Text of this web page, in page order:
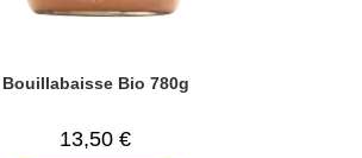
Bouillabaisse Bio 780g
13,50 €